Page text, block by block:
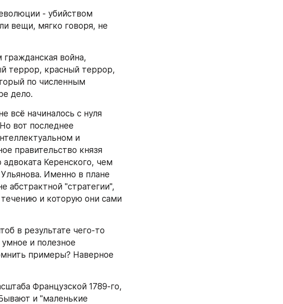
- убийством
вещи, мягко говоря, не
война,
террор, красный террор,
по численным
дело.
всё начиналось с нуля
вот последнее
и
правительство князя
Керенского, чем
Именно в плане
абстрактной "стратегии",
течению и которую они сами
в результате чего-то
и полезное
примеры? Наверное
Французской 1789-го,
и "маленькие